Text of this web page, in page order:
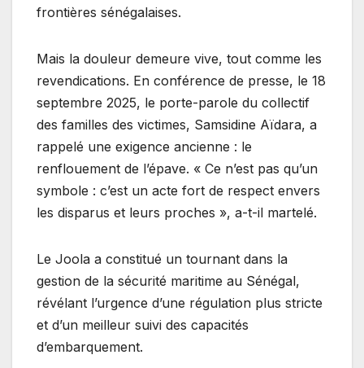
frontières sénégalaises.
Mais la douleur demeure vive, tout comme les
revendications. En conférence de presse, le 18
septembre 2025, le porte-parole du collectif
des familles des victimes, Samsidine Aïdara, a
rappelé une exigence ancienne : le
renflouement de l’épave. « Ce n’est pas qu’un
symbole : c’est un acte fort de respect envers
les disparus et leurs proches », a-t-il martelé.
Le Joola a constitué un tournant dans la
gestion de la sécurité maritime au Sénégal,
révélant l’urgence d’une régulation plus stricte
et d’un meilleur suivi des capacités
d’embarquement.